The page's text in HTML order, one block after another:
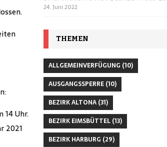
14 Uhr.
2021
24. Juni 2022
THEMEN
ALLGEMEINVERFÜGUNG (10)
AUSGANGSSPERRE(10)
BEZIRK ALTONA(31)
BEZIRK EIMSBÜTTEL(13)
BEZIRK HARBURG (29)